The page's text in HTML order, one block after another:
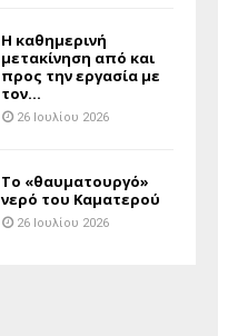
H καθημερινή
μετακίνηση από και
προς την εργασία με
τον...
26 Ιουλίου 2026
Το «θαυματουργό»
νερό του Καματερού
26 Ιουλίου 2026